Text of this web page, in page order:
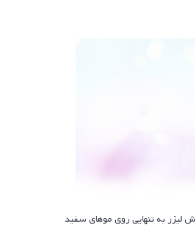
به تنهایی روی موهای سفید